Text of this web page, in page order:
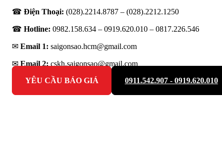
☎ Điện Thoại: (028).2214.8787 – (028).2212.1250
☎ Hotline: 0982.158.634 – 0919.620.010 – 0817.226.546
✉ Email 1: saigonsao.hcm@gmail.com
✉ Email 2: cskh.saigonsao@gmail.com
YÊU CẦU BÁO GIÁ
0911.542.907 - 0919.620.010